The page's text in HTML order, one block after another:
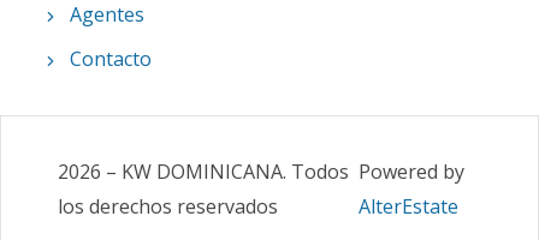
Agentes
Contacto
2026 – KW DOMINICANA. Todos
los derechos reservados
Powered by
AlterEstate